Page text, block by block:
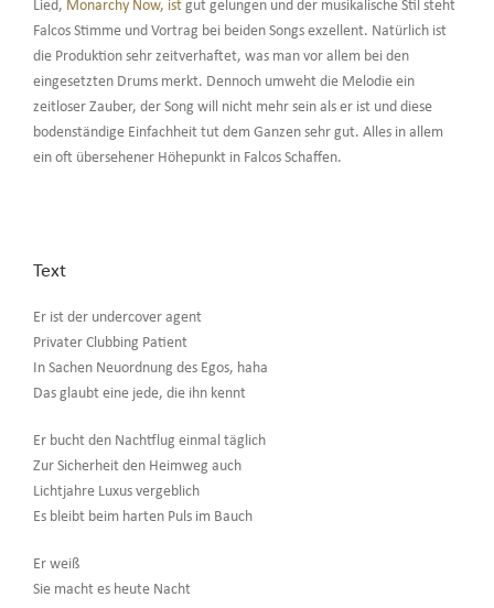
Lied, Monarchy Now, istgut gelungen und der musikalische Stil steht
Falcos Stimme und Vortrag bei beiden Songs exzellent. Natürlich ist
die Produktion sehr zeitverhaftet, was man vor allem bei den
eingesetzten Drums merkt. Dennoch umweht die Melodie ein
zeitloser Zauber, der Song will nicht mehr sein als er ist und diese
bodenständige Einfachheit tut dem Ganzen sehr gut. Alles in allem
ein oft übersehener Höhepunkt in Falcos Schaffen.
Text
Er ist der undercover agent
Privater Clubbing Patient
In Sachen Neuordnung des Egos, haha
Das glaubt eine jede, die ihn kennt
Er bucht den Nachtflug einmal täglich
Zur Sicherheit den Heimweg auch
Lichtjahre Luxus vergeblich
Es bleibt beim harten Puls im Bauch
Er weiß
Sie macht es heute Nacht